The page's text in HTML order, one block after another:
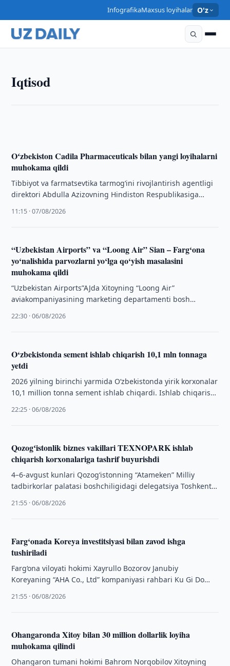
InfografikaMaxsus loyihalar O'z
Iqtisod
Farg‘ona viloyati Afg‘oniston bizneslari bilan
hamkorlikni kengaytirmoqda
Oʻzbekiston Cadila Pharmaceuticals bilan yangi loyihalarni
muhokama qildi
Tibbiyot va farmatsevtika tarmog‘ini rivojlantirish agentligi
direktori Abdulla Azizovning Hindiston Respublikasiga
farmatsevtika kompaniyalaridan biri — …
11:15 · 07/08/2026
“Uzbekistan Airports” va “Loong Air” Sian – Farg‘ona
yo‘nalishida parvozlarni yo‘lga qo‘yish masalasini
muhokama qildi
“Uzbekistan Airports”AJda Xitoyning “Loong Air”
aviakompaniyasining marketing departamenti bosh
uchrashuv bo‘lib o‘tdi.
22:30 · 06/08/2026
O‘zbekistonda sement ishlab chiqarish 10,1 mln tonnaga
yetdi
2026 yilning birinchi yarmida O‘zbekistonda yirik korxonalar
10,1 million tonna sement ishlab chiqardi. Ishlab chiqarish
22:25 · 06/08/2026
Qozogʻistonlik biznes vakillari TEXNOPARK ishlab
chiqarish korxonalariga tashrif buyurishdi
4–6-avgust kunlari Qozogʻistonning “Atameken” Milliy
tadbirkorlar palatasi boshchiligidagi delegatsiya Toshkent
21:55 · 06/08/2026
Farg‘onada Koreya investitsiyasi bilan zavod ishga
tushiriladi
Farg‘ona viloyati hokimi Xayrullo Bozorov Janubiy
Koreyaning “AHA Co., Ltd” kompaniyasi rahbari Ku Gi Do
21:55 · 06/08/2026
Ohangaronda Xitoy bilan 30 million dollarlik loyiha
muhokama qilindi
Ohangaron tumani hokimi Bahrom Norqobilov Xitoyning